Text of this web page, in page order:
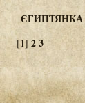
ЄГИПТЯНКА
[1] 23